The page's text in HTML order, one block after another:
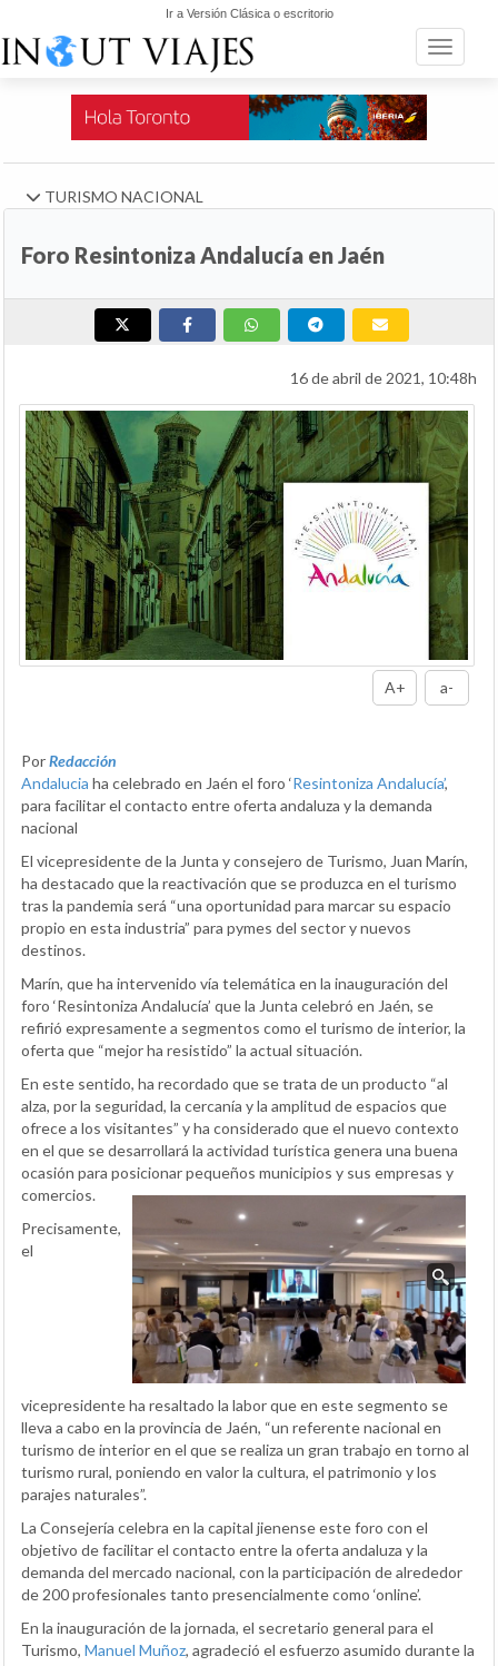
Ir a Versión Clásica o escritorio
Toggle
TURISMO NACIONAL
Foro Resintoniza Andalucía en Jaén
16 de abril de 2021, 10:48h
A+ a-
PorRedacción
Andalucia ha celebrado en Jaén el foro ‘Resintoniza Andalucía’,
para facilitar el contacto entre oferta andaluza y la demanda
nacional
El vicepresidente de la Junta y consejero de Turismo, Juan Marín,
ha destacado que la reactivación que se produzca en el turismo
tras la pandemia será “una oportunidad para marcar su espacio
propio en esta industria” para pymes del sector y nuevos
destinos.
Marín, que ha intervenido vía telemática en la inauguración del
foro ‘Resintoniza Andalucía’ que la Junta celebró en Jaén, se
refirió expresamente a segmentos como el turismo de interior, la
oferta que “mejor ha resistido” la actual situación.
En este sentido, ha recordado que se trata de un producto “al
alza, por la seguridad, la cercanía y la amplitud de espacios que
ofrece a los visitantes” y ha considerado que el nuevo contexto
en el que se desarrollará la actividad turística genera una buena
ocasión para posicionar pequeños municipios y sus empresas y
comercios.
Precisamente,
el
vicepresidente ha resaltado la labor que en este segmento se
lleva a cabo en la provincia de Jaén, “un referente nacional en
turismo de interior en el que se realiza un gran trabajo en torno al
turismo rural, poniendo en valor la cultura, el patrimonio y los
parajes naturales”.
La Consejería celebra en la capital jienense este foro con el
objetivo de facilitar el contacto entre la oferta andaluza y la
demanda del mercado nacional, con la participación de alrededor
de 200 profesionales tanto presencialmente como ‘online’.
En la inauguración de la jornada, el secretario general para el
Turismo, Manuel Muñoz, agradeció el esfuerzo asumido durante la